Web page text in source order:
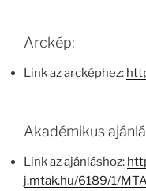
Arckép:
Link az arcképhez:
Akadémikus
Link az ajánláshoz:
j.mtak.hu/6189/1/